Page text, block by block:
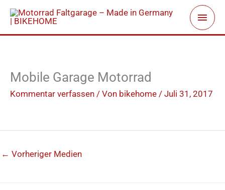
Zum
Inhalt
springen
Mobile Garage Motorrad
Kommentar verfassen / Von bikehome / Juli 31, 2017
← Vorheriger Medien